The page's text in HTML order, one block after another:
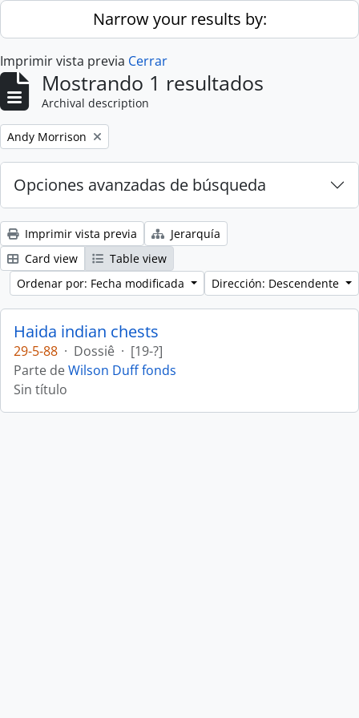
Skip to main contentNarrow your results by:
Imprimir vista previa Cerrar
Mostrando 1 resultados
Archival description
Remove filter:
Andy Morrison
Opciones avanzadas de búsqueda
Imprimir vista previa
Jerarquía
Card view
Table view
Ordenar por: Fecha modificada
Dirección: Descendente
Haida indian chests
29-5-88 · Dossiê · [19-?]
Parte deWilson Duff fonds
Sin título